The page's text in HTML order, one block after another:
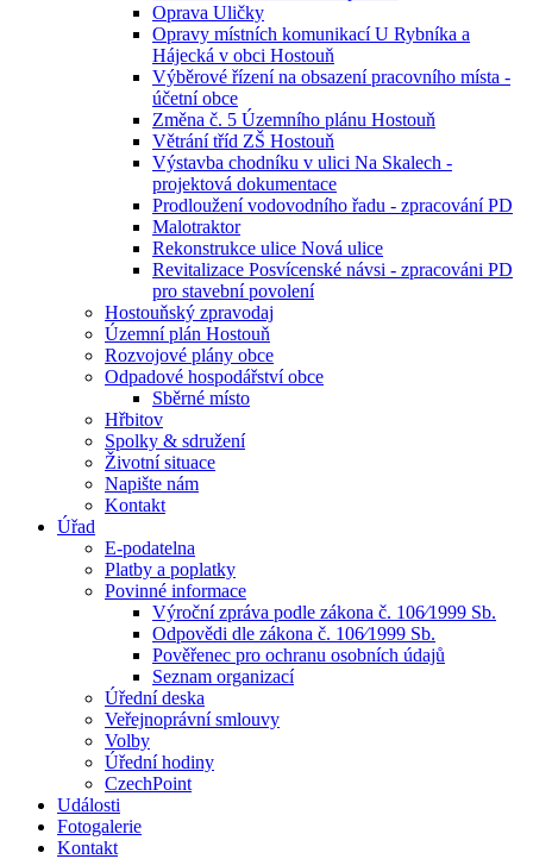
Oprava Uličky
Opravy místních komunikací U Rybníka a
Hájecká v obci Hostouň
Výběrové řízení na obsazení pracovního místa -
účetní obce
Změna č. 5 Územního plánu Hostouň
Větrání tříd ZŠ Hostouň
Výstavba chodníku v ulici Na Skalech -
projektová dokumentace
Prodloužení vodovodního řadu - zpracování PD
Malotraktor
Rekonstrukce ulice Nová ulice
Revitalizace Posvícenské návsi - zpracováni PD
pro stavební povolení
Hostouňský zpravodaj
Územní plán Hostouň
Rozvojové plány obce
Odpadové hospodářství obce
Sběrné místo
Hřbitov
Spolky & sdružení
Životní situace
Napište nám
Kontakt
Úřad
E-podatelna
Platby a poplatky
Povinné informace
Výroční zpráva podle zákona č. 106⁄1999 Sb.
Odpovědi dle zákona č. 106⁄1999 Sb.
Pověřenec pro ochranu osobních údajů
Seznam organizací
Úřední deska
Veřejnoprávní smlouvy
Volby
Úřední hodiny
CzechPoint
Události
Fotogalerie
Kontakt